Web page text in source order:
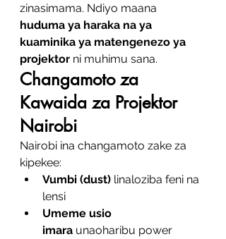
zinasimama. Ndiyo maana
huduma ya haraka na ya
kuaminika ya matengenezo ya
projektor ni muhimu sana.
Changamoto za
Kawaida za Projektor
Nairobi
Nairobi ina changamoto zake za
kipekee:
Vumbi (dust) linaloziba feni na
lensi
Umeme usio
imara unaoharibu power